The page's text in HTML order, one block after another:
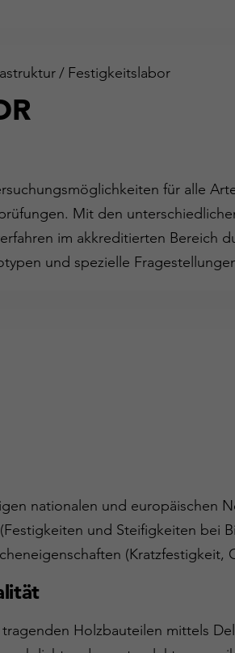
/ Festigkeitslabor
für alle
Mit den
im akkreditierten Bereich
und spezielle
nationalen und europäischen
und Steifigkeiten bei
(Kratzfestigkeit,
Holzbauteilen mittels